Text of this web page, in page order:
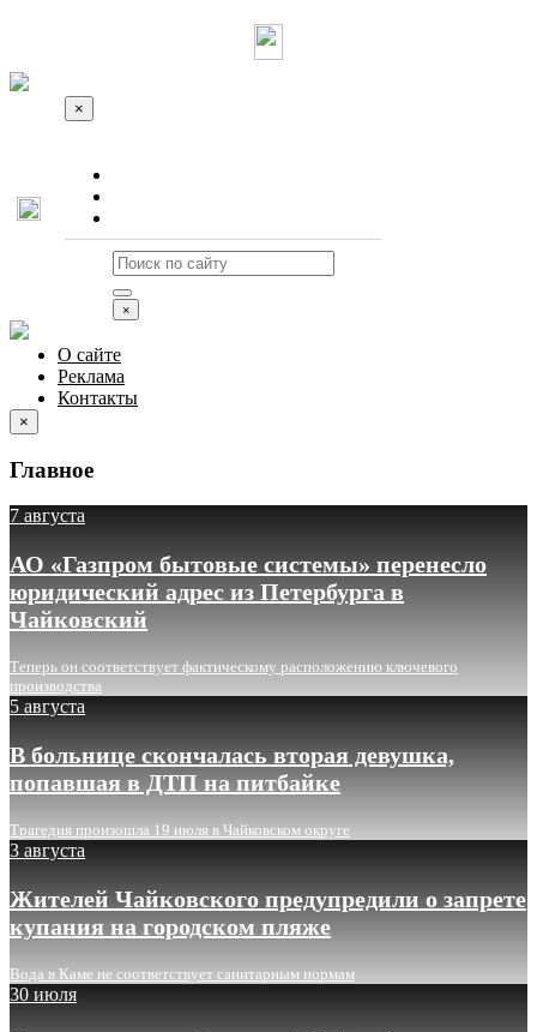
×
×
О сайте
Реклама
Контакты
×
Главное
7 августа
АО «Газпром бытовые системы» перенесло
юридический адрес из Петербурга в
Чайковский
Теперь он соответствует фактическому расположению ключевого
производства
5 августа
В больнице скончалась вторая девушка,
попавшая в ДТП на питбайке
Трагедия произошла 19 июля в Чайковском округе
3 августа
Жителей Чайковского предупредили о запрете
купания на городском пляже
Вода в Каме не соответствует санитарным нормам
30 июля